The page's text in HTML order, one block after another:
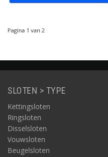
Pagina 1 van 2
SLOTEN > TYPE
Kettingsloten
Ringsloten
Disselsloten
Vouwsloten
Beugelsloten